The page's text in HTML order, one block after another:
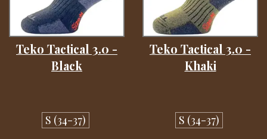
Teko Tactical 3.0 -
Black
S (34-37)
Teko Tactical 3.0 -
Khaki
S (34-37)